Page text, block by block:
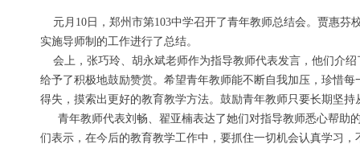
元月10日，郑州市第103中学召开了青年教师总结会。贾惠芬
实施导师制的工作进行了总结。
会上，张巧玲、胡永斌老师作为指导教师代表发言，他们介
给予了积极地鼓励赞赏。希望青年教师能不断自我加压，珍惜
得失，摸索出更好的教育教学方法。鼓励青年教师只要长期坚
青年教师代表刘畅、翟亚楠表达了她们对指导教师悉心帮助
们表示，在今后的教育教学工作中，要抓住一切机会认真学习